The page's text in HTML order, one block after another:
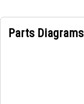
Parts Diagrams